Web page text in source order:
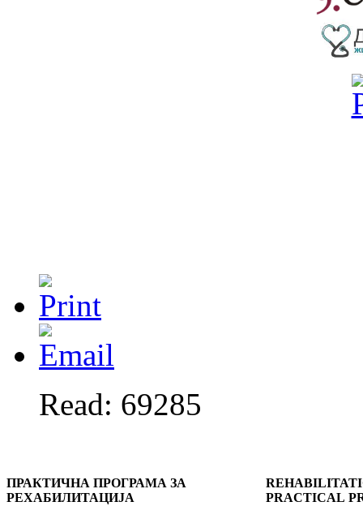
Read: 69285
ПРАКТИЧНА ПРОГРАМА ЗА
РЕХАБИЛИТАЦИЈА
PRACTICAL